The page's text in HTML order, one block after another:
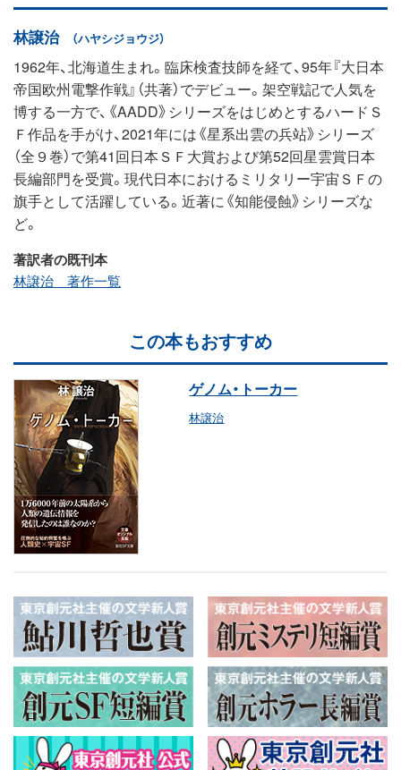
林譲治 （ハヤシジョウジ）
1962年、北海道生まれ。臨床検査技師を経て、95年『大日本
帝国欧州電撃作戦』（共著）でデビュー。架空戦記で人気を
博する一方で、《AADD》シリーズをはじめとするハードＳ
Ｆ作品を手がけ、2021年には《星系出雲の兵站》シリーズ
（全９巻）で第41回日本ＳＦ大賞および第52回星雲賞日本
長編部門を受賞。現代日本におけるミリタリー宇宙ＳＦの
旗手として活躍している。近著に《知能侵蝕》シリーズな
ど。
著訳者の既刊本
林譲治 著作一覧
この本もおすすめ
ゲノム・トーカー
林譲治